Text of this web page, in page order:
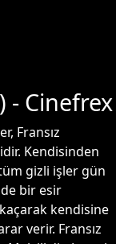
) - Cinefrex
Fransız
Kendisinden
gizli işler gün
bir esir
kendisine
verir. Fransız